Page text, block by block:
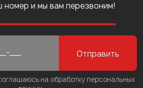
номер и мы вам перезвоним!
Отправить
на обработку персональных